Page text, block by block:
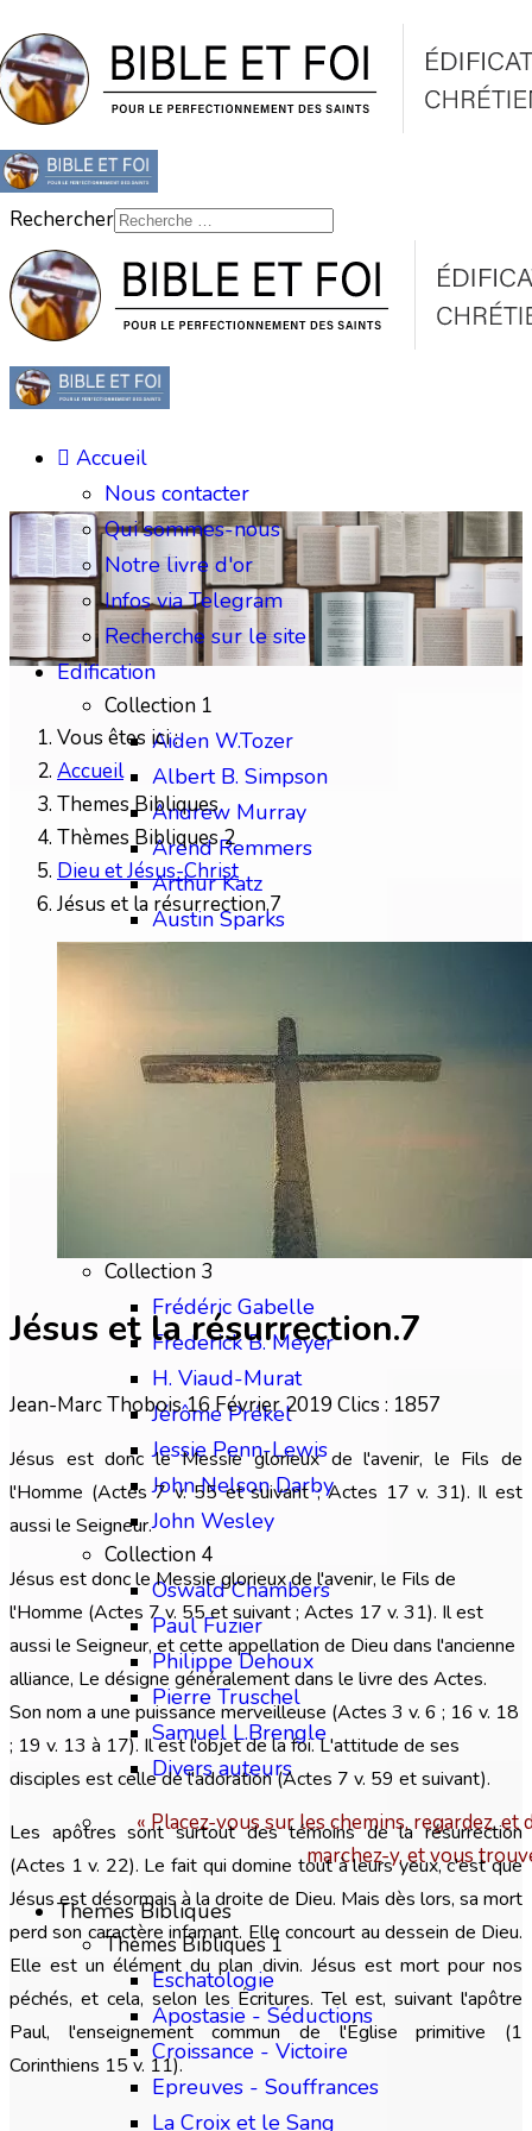
Rechercher
Accueil
Nous contacter
Qui sommes-nous
Notre livre d'or
Infos via Telegram
Recherche sur le site
Edification
Collection 1
Aiden W.Tozer
Albert B. Simpson
Andrew Murray
Arend Remmers
Arthur Katz
Austin Sparks
Charles H.Mackintosh
Charles Spurgeon
Chip Brogden
Christian Briem
Charles Finney
David Wilkerson
Edward M. Bounds
Collection 3
Frédéric Gabelle
Frederick B. Meyer
H. Viaud-Murat
Jérôme Prékel
Jessie Penn-Lewis
John Nelson Darby
John Wesley
Collection 4
Oswald Chambers
Paul Fuzier
Philippe Dehoux
Pierre Truschel
Samuel L.Brengle
Divers auteurs
« Placez-vous sur les chemins, regardez,
marchez-y, et vous
Themes Bibliques
Thèmes Bibliques 1
Eschatologie
Apostasie - Séductions
Croissance - Victoire
Epreuves - Souffrances
La Croix et le Sang
Vous êtes ici :
Accueil
Themes Bibliques
Thèmes Bibliques 2
Dieu et Jésus-Christ
Jésus et la résurrection.7
Jésus et la résurrection.7
Jean-Marc Thobois16 Février 2019 Clics : 1857
Jésus est donc le Messie glorieux de l'avenir, le Fils de
l'Homme (Actes 7 v. 55 et suivant ; Actes 17 v. 31). Il est
aussi le Seigneur.
Jésus est donc le Messie glorieux de l'avenir, le Fils de
l'Homme (Actes 7 v. 55 et suivant ; Actes 17 v. 31). Il est
aussi le Seigneur, et cette appellation de Dieu dans l'ancienne
alliance, Le désigne généralement dans le livre des Actes.
Son nom a une puissance merveilleuse (Actes 3 v. 6 ; 16 v. 18
; 19 v. 13 à 17). Il est l'objet de la foi. L'attitude de ses
disciples est celle de l'adoration (Actes 7 v. 59 et suivant).
Les apôtres sont surtout des témoins de la résurrection
(Actes 1 v. 22). Le fait qui domine tout à leurs yeux, c'est que
Jésus est désormais à la droite de Dieu. Mais dès lors, sa mort
perd son caractère infamant. Elle concourt au dessein de Dieu.
Elle est un élément du plan divin. Jésus est mort pour nos
péchés, et cela, selon les Écritures. Tel est, suivant l'apôtre
Paul, l'enseignement commun de l'Église primitive (1
Corinthiens 15 v. 11).